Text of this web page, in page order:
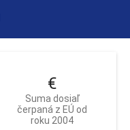
€
Suma dosiaľ
čerpaná z EÚ od
roku 2004